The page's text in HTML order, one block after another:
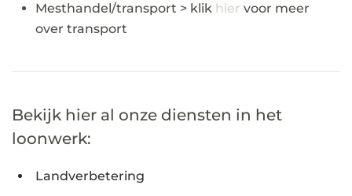
Mesthandel/transport > klik hier voor meer
over transport
Bekijk hier al onze diensten in het
loonwerk:
Landverbetering